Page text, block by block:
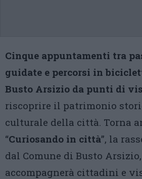
Cinque appuntamenti tra
guidate e percorsi in
Busto Arsizio da punti di
riscoprire il patrimonio
culturale della città. Torna
“Curiosando in città”, la
dal Comune di Busto
accompagnerà cittadini e